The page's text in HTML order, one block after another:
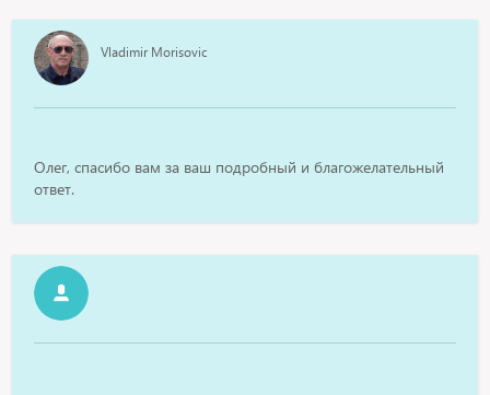
Vladimir Morisovic
Олег, спасибо вам за ваш подробный и благожелательный
ответ.